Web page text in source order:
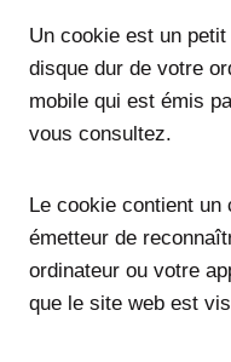
Un cookie est un
disque dur de votre
mobile qui est émis
vous consultez.
Le cookie contient un
émetteur de
ordinateur ou votre
que le site web est